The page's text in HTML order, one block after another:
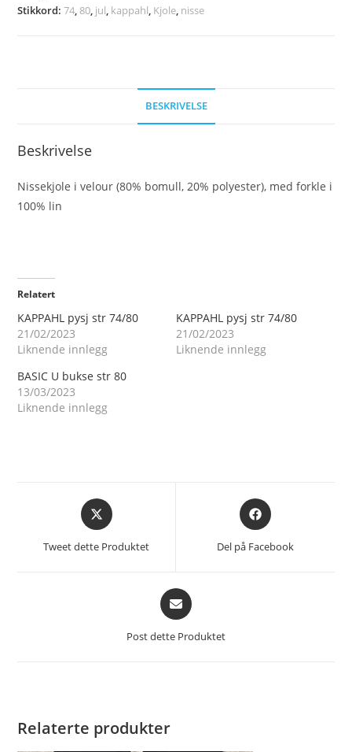
Stikkord:74,80, jul, kappahl, Kjole, nisse
BESKRIVELSE
Beskrivelse
Nissekjole i velour (80% bomull, 20% polyester), med forkle i
100% lin
Relatert
KAPPAHL pysj str 74/80
21/02/2023
Liknende innlegg
KAPPAHL pysj str 74/80
21/02/2023
Liknende innlegg
BASIC U bukse str 80
13/03/2023
Liknende innlegg
Åpnes
i
nytt
Tweet dette Produktet
Åpnes
i
et
nytt
Del på Facebook
Åpnes
i
nytt
Post dette Produktet
Relaterte produkter